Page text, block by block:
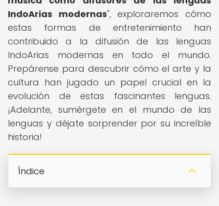
IndoArias modernas", exploraremos cómo
estas formas de entretenimiento han
contribuido a la difusión de las lenguas
IndoArias modernas en todo el mundo.
Prepárense para descubrir cómo el arte y la
cultura han jugado un papel crucial en la
evolución de estas fascinantes lenguas.
¡Adelante, sumérgete en el mundo de las
lenguas y déjate sorprender por su increíble
historia!
Índice